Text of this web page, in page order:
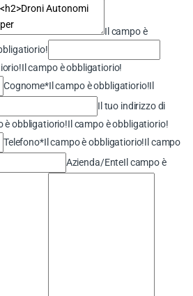
Il campo è
campo è obbligatiorio!
Cognome*Il campo è obbligatiorio!Il
Il tuo indirizzo di
è obbligatiorio!Il campo è obbligatiorio!
Telefono*Il campo è obbligatiorio!Il campo
Azienda/EnteIl campo è